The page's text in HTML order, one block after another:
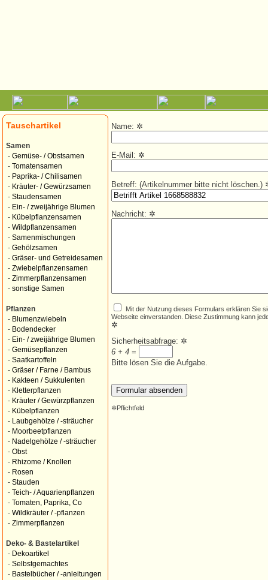
Tauschartikel
Samen
- Gemüse- / Obstsamen
- Tomatensamen
- Paprika- / Chilisamen
- Kräuter- / Gewürzsamen
- Staudensamen
- Ein- / zweijährige Blumen
- Kübelpflanzensamen
- Wildpflanzensamen
- Samenmischungen
- Gehölzsamen
- Gräser- und Getreidesamen
- Zwiebelpflanzensamen
- Zimmerpflanzensamen
- sonstige Samen
Pflanzen
- Blumenzwiebeln
- Bodendecker
- Ein- / zweijährige Blumen
- Gemüsepflanzen
- Saatkartoffeln
- Gräser / Farne / Bambus
- Kakteen / Sukkulenten
- Kletterpflanzen
- Kräuter / Gewürzpflanzen
- Kübelpflanzen
-
Laubgehölze / -sträucher
- Moorbeetpflanzen
- Nadelgehölze / -sträucher
- Obst
- Rhizome / Knollen
- Rosen
- Stauden
- Teich- / Aquarienpflanzen
- Tomaten, Paprika, Co
- Wildkräuter / -pflanzen
- Zimmerpflanzen
Deko- & Bastelartikel
- Dekoartikel
- Selbstgemachtes
- Bastelbücher / -anleitungen
Name: ✲
E-Mail: ✲
Betreff: (Artikelnummer bitte nicht löschen.)
Nachricht: ✲
Mit der Nutzung dieses Formulars erklären Sie
Webseite einverstanden. Diese Zustimmung kann
✲
Sicherheitsabfrage: ✲
6 + 4 =
Bitte lösen Sie die Aufgabe.
✲Pflichtfeld